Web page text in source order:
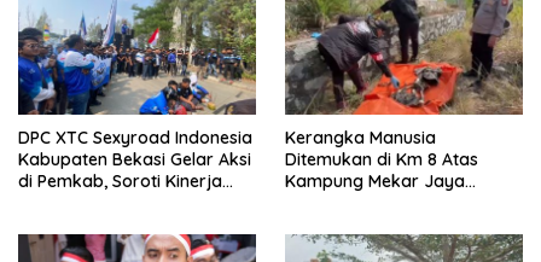
DPC XTC Sexyroad Indonesia
Kabupaten Bekasi Gelar Aksi
di Pemkab, Soroti Kinerja
Kerangka Manusia
Ditemukan di Km 8 Atas
Kampung Mekar Jaya